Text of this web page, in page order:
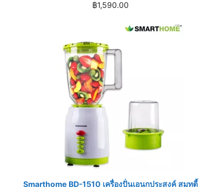
฿1,590.00
Smarthome BD-1510 เครื่องปั่นเอนกประสงค์ สมูทตี้